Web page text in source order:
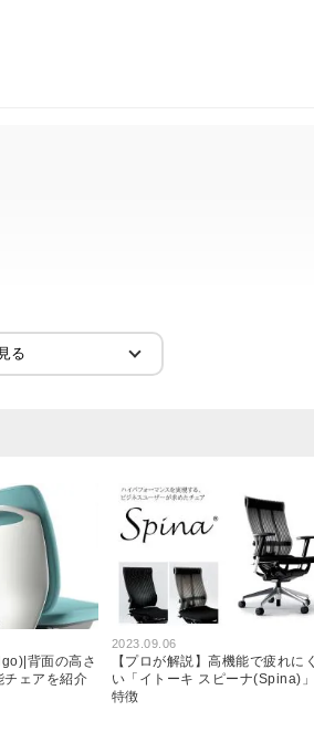
背面の高さ
チェアを紹介
2023.09.06
【プロが解説】高機能で疲れにく
い「イトーキ スピーナ(Spina)
特徴